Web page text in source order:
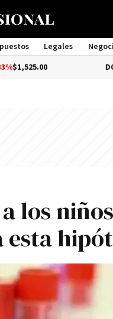
Legales
DÓLAR
los